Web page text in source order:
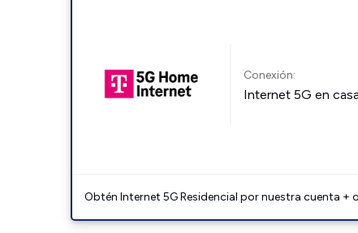
Conexión:
Internet 5G en casa
Obtén Internet 5G Residencial por nuestra cuenta +